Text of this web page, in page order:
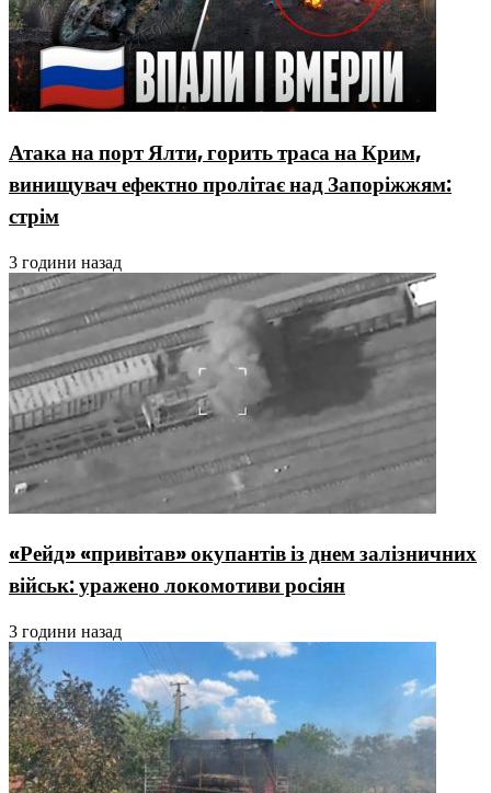
Атака на порт Ялти, горить траса на Крим,
винищувач ефектно пролітає над Запоріжжям:
стрім
3 години назад
«Рейд» «привітав» окупантів із днем залізничних
військ: уражено локомотиви росіян
3 години назад